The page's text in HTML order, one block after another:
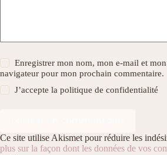
Enregistrer mon nom, mon e-mail et mon
navigateur pour mon prochain commentaire.
J’accepte lapolitique de confidentialité
Ce site utilise Akismet pour réduire les
plus sur la façon dont les données de vos